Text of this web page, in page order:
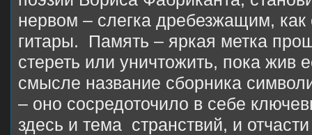
нервом – слегка дребезжащим, как
гитары. Память – яркая метка
стереть или уничтожить, пока жив
смысле название сборника
– оно сосредоточило в себе
здесь и тема странствий, и